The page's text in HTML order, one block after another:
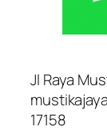
Jl Raya
17158